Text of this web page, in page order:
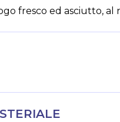
fresco ed asciutto, al